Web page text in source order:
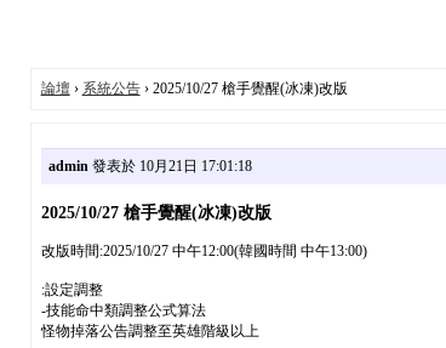
論壇› 系統公告› 2025/10/27 槍手覺醒(冰凍)改版
admin發表於 10月21日 17:01:18
2025/10/27 槍手覺醒(冰凍)改版
改版時間:2025/10/27 中午12:00(韓國時間 中午13:00)
:設定調整
-技能命中類調整公式算法
怪物掉落公告調整至英雄階級以上